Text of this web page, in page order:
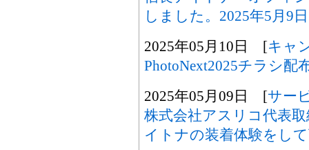
しました。2025年5月9日
2025年05月10日 [キャ
PhotoNext2025チラシ配
2025年05月09日 [サー
株式会社アスリコ代表
イトナの装着体験をし